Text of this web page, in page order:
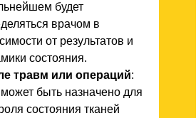
будет
врачом в
от результатов и
состояния.
травм или операций:
быть назначено для
состояния тканей